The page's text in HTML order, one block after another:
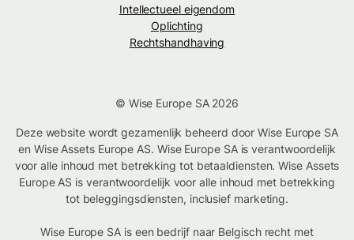
Intellectueel eigendom
Oplichting
Rechtshandhaving
© Wise Europe SA 2026
Deze website wordt gezamenlijk beheerd door Wise Europe SA
en Wise Assets Europe AS. Wise Europe SA is verantwoordelijk
voor alle inhoud met betrekking tot betaaldiensten. Wise Assets
Europe AS is verantwoordelijk voor alle inhoud met betrekking
tot beleggingsdiensten, inclusief marketing.
Wise Europe SA is een bedrijf naar Belgisch recht met